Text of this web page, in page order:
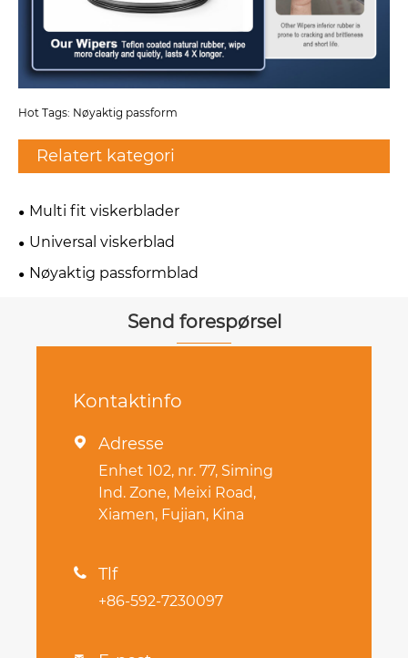
Hot Tags: Nøyaktig passform
Relatert kategori
Multi fit viskerblader
Universal viskerblad
Nøyaktig passformblad
Send forespørsel
Kontaktinfo
 Adresse
Enhet 102, nr. 77, Siming
Ind. Zone, Meixi Road,
Xiamen, Fujian, Kina
 Tlf
+86-592-7230097